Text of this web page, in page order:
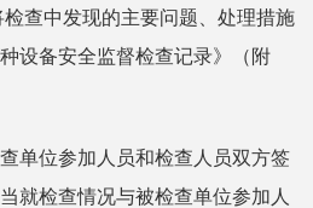
查中发现的主要问题、处理措施
设备安全监督检查记录》（附
位参加人员和检查人员双方签
就检查情况与被检查单位参加人